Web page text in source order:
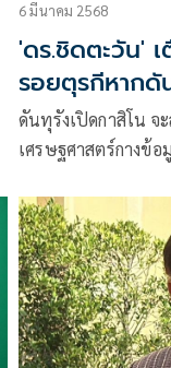
6 มีนาคม 2568
'ดร.ชิดตะวัน'
รอยตุรกีหากดั
ดันทุรังเปิดกาสิโน จ
เศรษฐศาสตร์กางข้
มาเฟียครองเมือง ศู